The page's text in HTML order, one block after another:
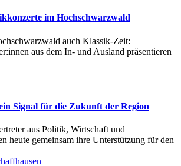
im Hochschwarzwald
auch Klassik-Zeit:
aus dem In- und Ausland präsentieren
Signal für die Zukunft der Region
aus Politik, Wirtschaft und
heute gemeinsam ihre Unterstützung für den